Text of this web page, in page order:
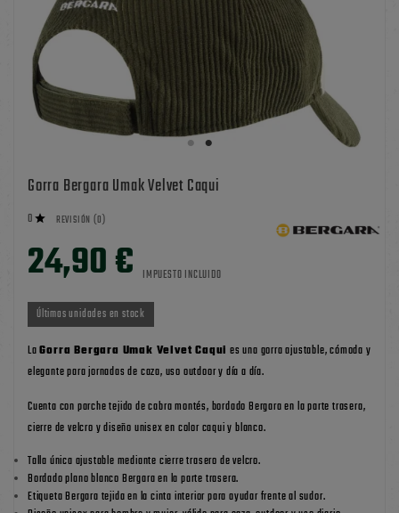
Gorra Bergara Umak Velvet Caqui
0  REVISIÓN (0)
24,90 € IMPUESTO INCLUIDO
Últimas unidades en stock
LaGorra Bergara Umak Velvet Caqui es una gorra ajustable, cómoda y
elegante para jornadas de caza, uso outdoor y día a día.
Cuenta con parche tejido de cabra montés, bordado Bergara en la parte trasera,
cierre de velcro y diseño unisex en color caqui y blanco.
Talla única ajustable mediante cierre trasero de velcro.
Bordado plano blanco Bergara en la parte trasera.
Etiqueta Bergara tejida en la cinta interior para ayudar frente al sudor.